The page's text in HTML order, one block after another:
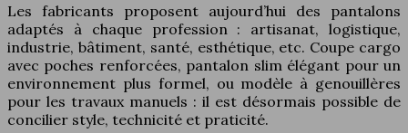
Les fabricants proposent aujourd’hui des pantalons
adaptés à chaque profession : artisanat, logistique,
industrie, bâtiment, santé, esthétique, etc. Coupe cargo
avec poches renforcées, pantalon slim élégant pour un
environnement plus formel, ou modèle à genouillères
pour les travaux manuels : il est désormais possible de
concilier style, technicité et praticité.